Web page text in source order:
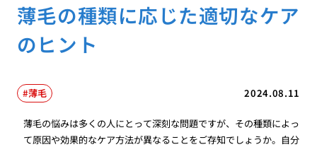
薄毛の種類に応じた適切なケア
のヒント
2024.08.11
薄毛
薄毛の悩みは多くの人にとって深刻な問題ですが、その種類によっ
て原因や効果的なケア方法が異なることをご存知でしょうか。自分